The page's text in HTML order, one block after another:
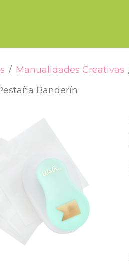
Manualidades Creativas
Banderín